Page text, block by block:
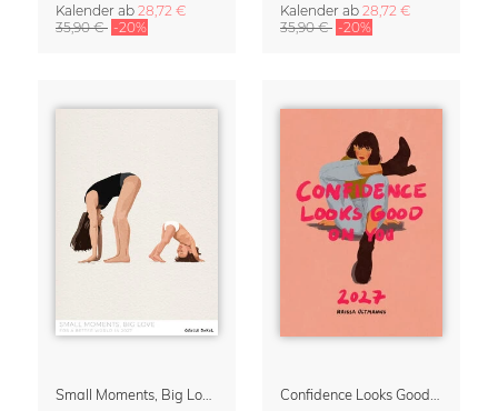
Kalender ab 28,72 €
35,90 € -20%
Kalender ab 28,72 €
35,90 € -20%
Small Moments, Big Love – Mutterschaftskalender von Giselle Dekel Confidence Looks Good On You Kalender 2027